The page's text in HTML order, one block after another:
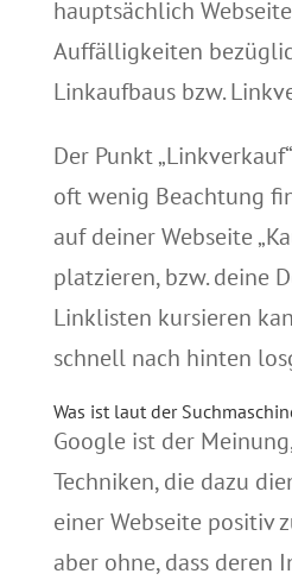
hauptsächlich
Auffälligkeiten
Linkaufbaus bzw.
Der Punkt
oft wenig Beachtung
auf deiner Webseite
platzieren, bzw. deine
Linklisten kursieren
schnell nach hinten
Was ist laut der
Google ist der
Techniken, die dazu
einer Webseite positiv
aber ohne, dass deren